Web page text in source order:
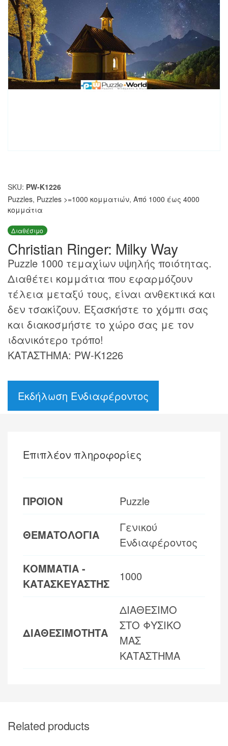
SKU: PW-K1226
Puzzles, Puzzles >=1000 κομματιών, Από 1000 έως 4000
κομμάτια
Διαθέσιμο
Christian Ringer: Milky Way
Puzzle 1000 τεμαχίων υψηλής ποιότητας.
Διαθέτει κομμάτια που εφαρμόζουν
τέλεια μεταξύ τους, είναι ανθεκτικά και
δεν τσακίζουν. Εξασκήστε το χόμπι σας
και διακοσμήστε το χώρο σας με τον
ιδανικότερο τρόπο!
ΚΑΤΑΣΤΗΜΑ: PW-K1226
Εκδήλωση Ενδιαφέροντος
Επιπλέον πληροφορίες
ΠΡΟΪΟΝ Puzzle
ΘΕΜΑΤΟΛΟΓΙΑ
Γενικού
Ενδιαφέροντος
ΚΟΜΜΑΤΙΑ -
ΚΑΤΑΣΚΕΥΑΣΤΗΣ
1000
ΔΙΑΘΕΣΙΜΟΤΗΤΑ
ΔΙΑΘΕΣΙΜΟ
ΣΤΟ ΦΥΣΙΚΟ
ΜΑΣ
ΚΑΤΑΣΤΗΜΑ
Related products